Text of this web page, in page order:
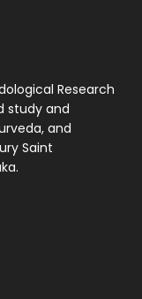
Research
study and
and
Saint